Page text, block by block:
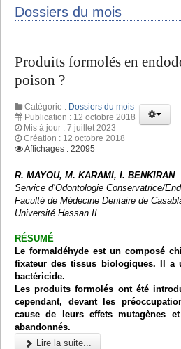
Dossiers du mois
Produits formolés en
poison ?
Catégorie : Dossiers du mois
Publication : 12 octobre 2018
Mis à jour : 7 juillet 2023
Création : 12 octobre 2018
Affichages : 22095
R. MAYOU, M. KARAMI, I. BENKIRAN
Service d’Odontologie Conservatrice/
Faculté de Médecine Dentaire de
Université Hassan II
RÉSUMÉ
Le formaldéhyde est un composé
fixateur des tissus biologiques. Il a
bactéricide.
Les produits formolés ont été
cependant, devant les
cause de leurs effets mutagènes
abandonnés.
Lire la suite...